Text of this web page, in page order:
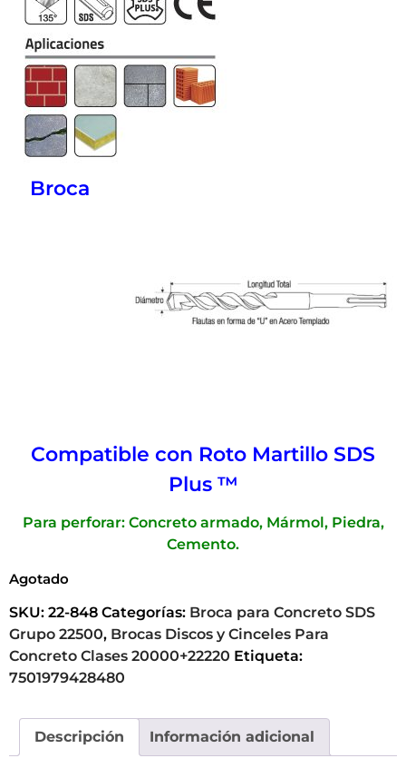
Broca
Compatible con Roto Martillo SDS
Plus ™
Para perforar: Concreto armado, Mármol, Piedra,
Cemento.
Agotado
SKU: 22-848 Categorías: Broca para Concreto SDS
Grupo 22500, Brocas Discos y Cinceles Para
Concreto Clases 20000+22220 Etiqueta:
7501979428480
Descripción Información adicional